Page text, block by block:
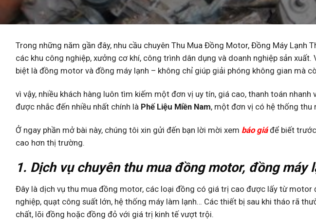
Trong những năm gần đây, nhu cầu chuyên Thu Mua Đồng Motor, Đồng Máy Lạnh
các khu công nghiệp, xưởng cơ khí, công trình dân dụng và doanh nghiệp sản
biệt là đồng motor và đồng máy lạnh – không chỉ giúp giải phóng không gian mà
vì vậy, nhiều khách hàng luôn tìm kiếm một đơn vị uy tín, giá cao, thanh toán
được nhắc đến nhiều nhất chính là Phế Liệu Miền Nam, một đơn vị có hệ thống thu
Ở ngay phần mở bài này, chúng tôi xin gửi đến bạn lời mời xem báo giáđể biết
cao hơn thị trường.
1. Dịch vụ chuyên thu mua đồng motor, đồng máy
Đây là dịch vụ thu mua đồng motor, các loại đồng có giá trị cao được lấy từ motor
nghiệp, quạt công suất lớn, hệ thống máy làm lạnh… Các thiết bị sau khi tháo rã
chất, lõi đồng hoặc đồng đỏ với giá trị kinh tế vượt trội.